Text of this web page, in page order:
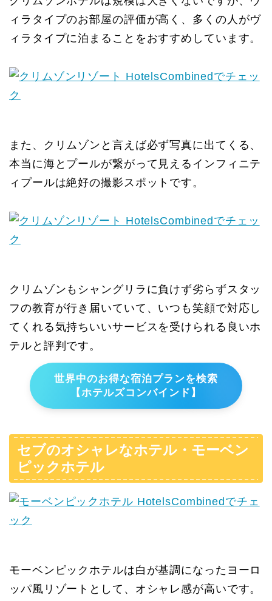
ィラタイプのお部屋の評価が高く、多くの人がヴ
ィラタイプに泊まることをおすすめしています。
また、クリムゾンと言えば必ず写真に出てくる、
本当に海とプールが繋がって見えるインフィニテ
ィプールは絶好の撮影スポットです。
クリムゾンもシャングリラに負けず劣らずスタッ
フの教育が行き届いていて、いつも笑顔で対応し
てくれる気持ちいいサービスを受けられる良いホ
テルと評判です。
世界中のお得な宿泊プランを検索
【ホテルズコンバインド】
セブのオシャレなホテル・モーベン
ピックホテル
モーベンピックホテルは白が基調になったヨーロ
ッパ風リゾートとして、オシャレ感が高いです。